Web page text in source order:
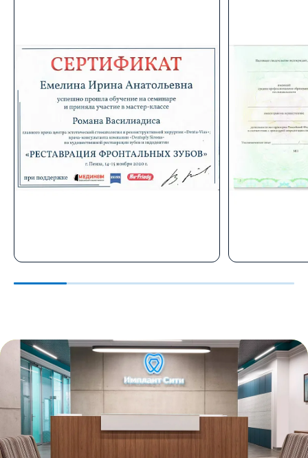
Емелина Ирина Анатольевна
„Реставрация фронтальных
Зубов“
Емелина
Минздрава